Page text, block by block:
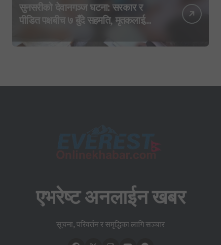
सुनसरीको देवानगञ्ज घटना: सरकार र
पीडित पक्षबीच ७ बुँदे सहमति, मृतकलाई
एभरेष्ट अनलाईन खबर
सूचना, परिवर्तन र समृद्धिका लागि सञ्चार